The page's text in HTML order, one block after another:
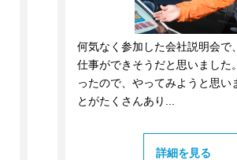
何気なく参加した会社説明会で
仕事ができそうだと思いました
ったので、やってみようと思い
とがたくさんあり...
詳細を見る